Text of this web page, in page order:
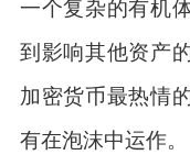
一个复杂的有机
到影响其他资产
加密货币最热情
有在泡沫中运作。